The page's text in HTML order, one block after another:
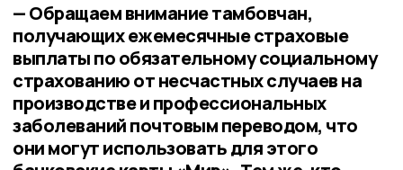
— Обращаем внимание тамбовчан,
получающих ежемесячные страховые
выплаты по обязательному социальному
страхованию от несчастных случаев на
производстве и профессиональных
заболеваний почтовым переводом, что
они могут использовать для этого